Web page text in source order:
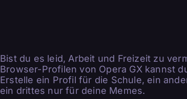
Bist du es leid, Arbeit und Freizeit zu
Browser-Profilen von Opera GX kannst
Erstelle ein Profil für die Schule, ein
ein drittes nur für deine Memes.